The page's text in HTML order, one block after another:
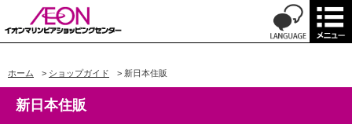
ホーム > ショップガイド > 新日本住販
新日本住販